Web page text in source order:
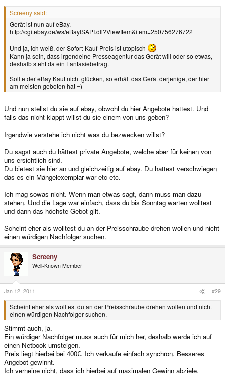
Screeny said:
Gerät ist nun auf eBay.
http://cgi.ebay.de/ws/eBayISAPI.dll?ViewItem&item=250756276722
Und ja, ich weiß, der Sofort-Kauf-Preis ist utopisch
Kann ja sein, dass irgendeine Presseagentur das Gerät will oder so etwas,
deshalb steht da ein Fantasiebetrag.
---
Sollte der eBay Kauf nicht glücken, so erhält das Gerät derjenige, der hier
am meisten geboten hat =)
Und nun stellst du sie auf ebay, obwohl du hier Angebote hattest. Und
falls das nicht klappt willst du sie einem von uns geben?
Irgendwie verstehe ich nicht was du bezwecken willst?
Du sagst auch du hättest private Angebote, welche aber für keinen von
uns ersichtlich sind.
Du bietest sie hier an und gleichzeitig auf ebay. Du hattest verschwiegen
das es ein Mängelexemplar war etc etc.
Ich mag sowas nicht. Wenn man etwas sagt, dann muss man dazu
stehen. Und die Lage war einfach, dass du bis Sonntag warten wolltest
und dann das höchste Gebot gilt.
Scheint eher als wolltest du an der Preisschraube drehen wollen und nicht
einen würdigen Nachfolger suchen.
Screeny
Well-Known Member
Jan 12, 2011 #29
Scheint eher als wolltest du an der Preisschraube drehen wollen und nicht
einen würdigen Nachfolger suchen.
Stimmt auch, ja.
Ein würdiger Nachfolger muss auch für mich her, deshalb werde ich auf
einen Netbook umsteigen.
Preis liegt hierbei bei 400€. Ich verkaufe einfach synchron. Besseres
Angebot gewinnt.
Ich verneine nicht, dass ich hierbei auf maximalen Gewinn abziele.